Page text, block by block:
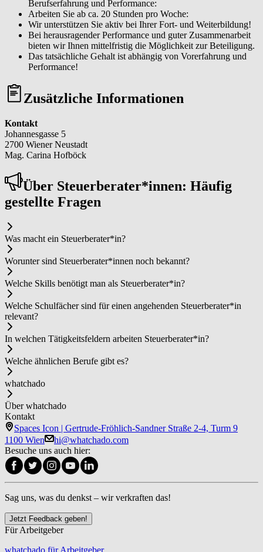
Berufserfahrung und Performance:
Arbeiten Sie ab ca. 20 Stunden pro Woche:
Wir unterstützen Sie aktiv bei Ihrer Fort- und Weiterbildung!
Bei herausragender Performance und guter Zusammenarbeit
bieten wir Ihnen mittelfristig die Möglichkeit zur Beteiligung.
Das tatsächliche Gehalt ist abhängig von Vorerfahrung und
Performance!
Zusätzliche Informationen
Kontakt
Johannesgasse 5
2700 Wiener Neustadt
Mag. Carina Hofböck
Über Steu­er­be­ra­ter*in­nen: Häufig
gestellte Fragen
Was macht ein Steu­er­be­ra­ter*in?
Worunter sind Steu­er­be­ra­ter*in­nen noch bekannt?
Welche Skills benötigt man als Steu­er­be­ra­ter*in?
Welche Schulfächer sind für einen angehenden Steu­er­be­ra­ter*in
relevant?
In welchen Tätigkeitsfeldern arbeiten Steu­er­be­ra­ter*in?
Welche ähnlichen Berufe gibt es?
whatchado
Über whatchado
Kontakt
Spaces Icon | Gertrude-Fröhlich-Sandner Straße 2-4, Turm 9
1100 Wien
hi@whatchado.com
Besuche uns auch hier:
Sag uns, was du denkst – wir verkraften das!
Jetzt Feedback geben!
Für Arbeitgeber
whatchado für Arbeitgeber